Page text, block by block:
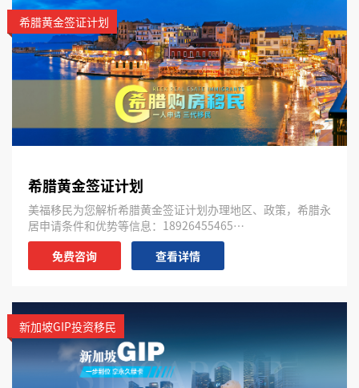
希腊黄金签证计划
希腊黄金签证计划
美福移民为您解析希腊黄金签证计划办理地区、政策，希腊永
居申请条件和优势等信息：18926455465…
免费咨询
查看详情
新加坡GIP投资移民